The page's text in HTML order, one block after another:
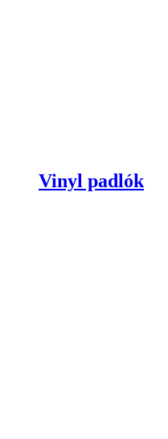
Vinyl padlók